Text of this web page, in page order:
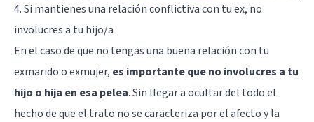
4. Si mantienes una relación conflictiva con tu ex, no
involucres a tu hijo/a
En el caso de que no tengas una buena relación con tu
exmarido o exmujer, es importante que no involucres a tu
hijo o hija en esa pelea. Sin llegar a ocultar del todo el
hecho de que el trato no se caracteriza por el afecto y la